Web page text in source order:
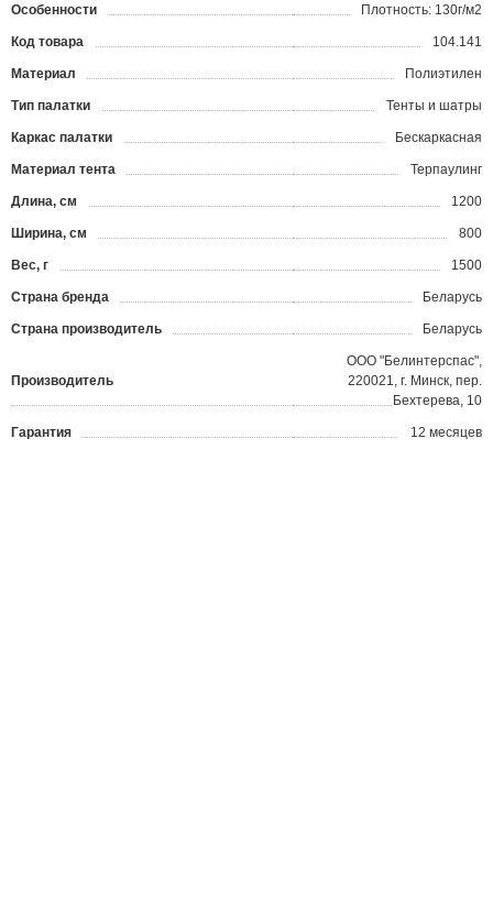
Особенности Плотность: 130г/м2
Код товара 104.141
Материал Полиэтилен
Тип палатки Тенты и шатры
Каркас палатки Бескаркасная
Материал тента Терпаулинг
Длина, см 1200
Ширина, см 800
Вес, г 1500
Страна бренда Беларусь
Страна производитель Беларусь
Производитель
OOO "Белинтерспас",
220021, г. Минск, пер.
Бехтерева, 10
Гарантия 12 месяцев